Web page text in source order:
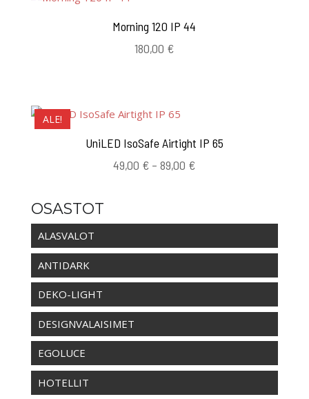
Morning 120 IP 44
180,00 €
ALE!
UniLED IsoSafe Airtight IP 65
49,00 € – 89,00 €Hintaluokka:
OSASTOT
ALASVALOT
ANTIDARK
DEKO-LIGHT
DESIGNVALAISIMET
EGOLUCE
HOTELLIT